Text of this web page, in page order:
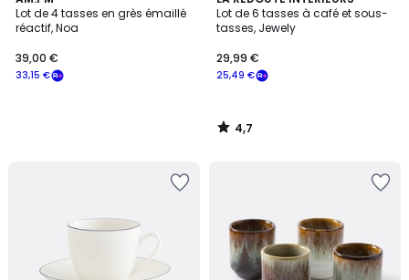
Lot de 4 tasses en grès émaillé
réactif, Noa
33,15 €
39,00 €
Lot de 6 tasses à café et sous-
tasses, Jewely
25,49 €
29,99 €
/ 5
4,7
/